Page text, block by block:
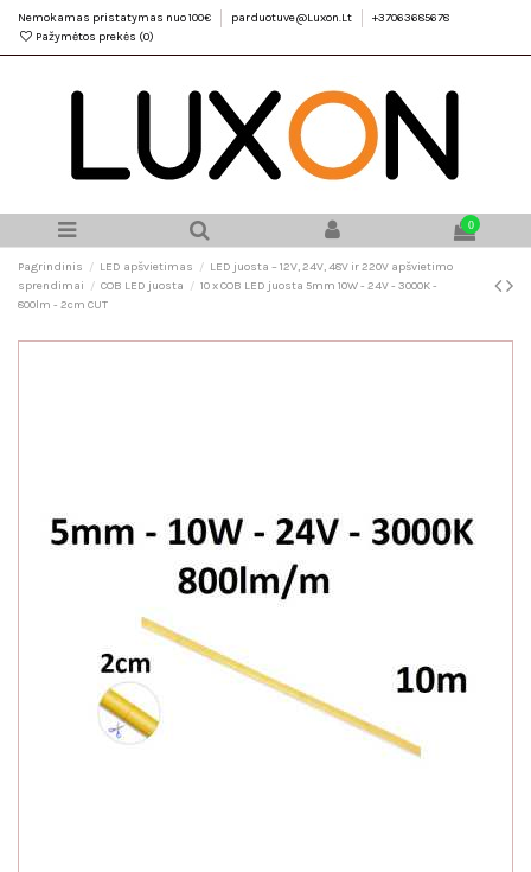
Nemokamas pristatymas nuo 100€ parduotuve@Luxon.Lt
+37063685678
Pažymėtos prekės (0)
0
Pagrindinis LED apšvietimas
LED juosta – 12V, 24V, 48V ir 220V apšvietimo
sprendimai
COB LED juosta
10 x COB LED juosta 5mm 10W - 24V - 3000K -
800lm - 2cm CUT